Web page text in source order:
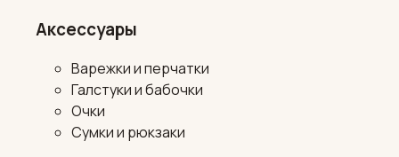
Аксессуары
Варежки и перчатки
Галстуки и бабочки
Очки
Сумки и рюкзаки